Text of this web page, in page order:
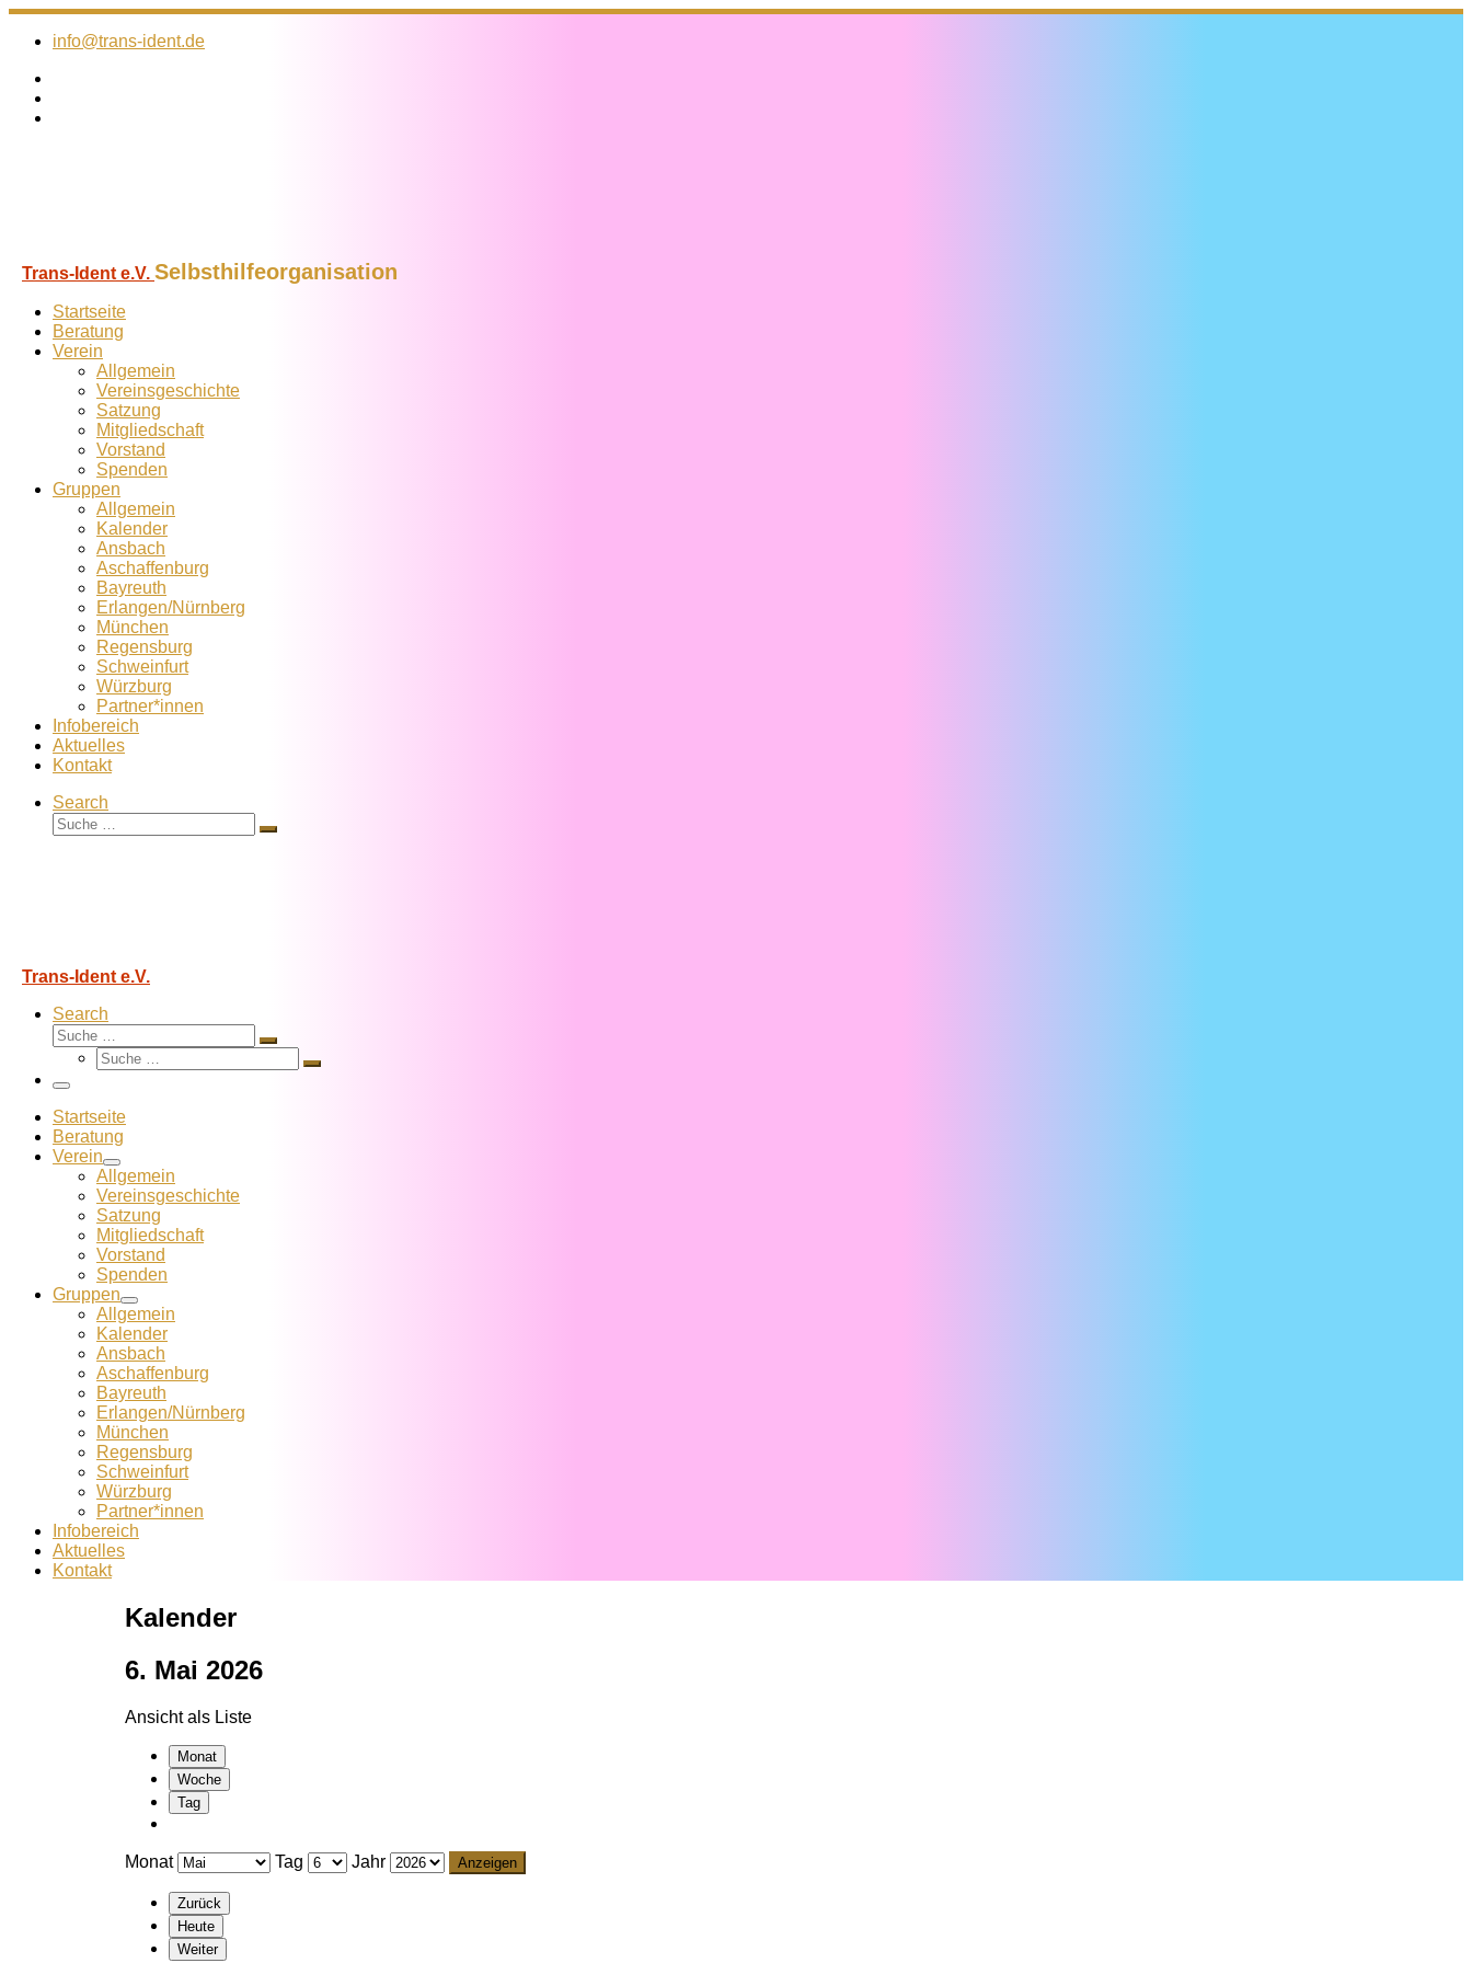
Zum
Inhalt
info@trans-ident.de
Trans-Ident e.V. Selbsthilfeorganisation
Startseite
Beratung
Verein
Allgemein
Vereins­geschichte
Satzung
Mitglied­schaft
Vorstand
Spenden
Gruppen
Allgemein
Kalender
Ansbach
Aschaffenburg
Bayreuth
Erlangen/Nürnberg
München
Regensburg
Schweinfurt
Würzburg
Partner*innen
Infobereich
Aktuelles
Kontakt
Search
Suche
Suche
Trans-Ident e.V.
Search
Suche
Suche
Suche
Suche
Menü
Startseite
Beratung
Verein
Allgemein
Vereins­geschichte
Satzung
Mitglied­schaft
Vorstand
Spenden
Gruppen
Allgemein
Kalender
Ansbach
Aschaffenburg
Bayreuth
Erlangen/Nürnberg
München
Regensburg
Schweinfurt
Würzburg
Partner*innen
Infobereich
Aktuelles
Kontakt
Kalender
6. Mai 2026
Ansicht als Liste
Monat
Woche
Tag
Monat Tag Jahr
Zurück
Heute
Weiter